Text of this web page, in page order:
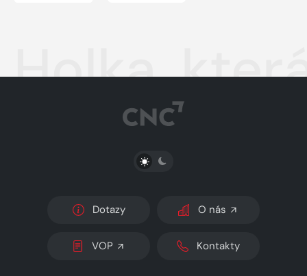
Holka,
PŘEPNOUT SVĚTLÝ/TMAVÝ REŽIM
Dotazy O nás
VOP Kontakty